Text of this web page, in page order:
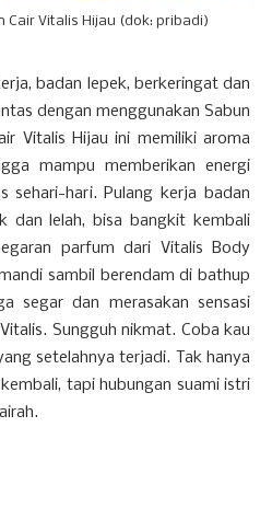
Cair Vitalis Hijau (dok: pribadi)
badan lepek, berkeringat dan
dengan menggunakan Sabun
Vitalis Hijau ini memiliki aroma
mampu memberikan energi
sehari-hari. Pulang kerja badan
dan lelah, bisa bangkit kembali
parfum dari Vitalis Body
sambil berendam di bathup
segar dan merasakan sensasi
Sungguh nikmat. Coba kau
setelahnya terjadi. Tak hanya
tapi hubungan suami istri